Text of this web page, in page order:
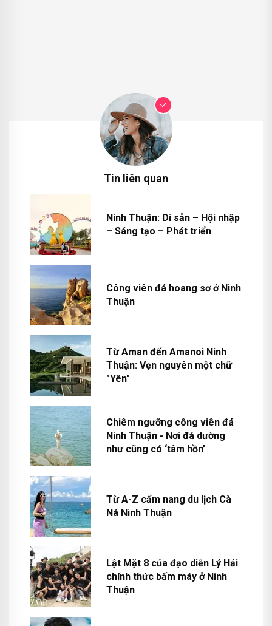
Tin liên quan
Ninh Thuận: Di sản – Hội nhập
– Sáng tạo – Phát triển
Công viên đá hoang sơ ở Ninh
Thuận
Từ Aman đến Amanoi Ninh
Thuận: Vẹn nguyên một chữ
"Yên"
Chiêm ngưỡng công viên đá
Ninh Thuận - Nơi đá dường
như cũng có ‘tâm hồn’
Từ A-Z cẩm nang du lịch Cà
Ná Ninh Thuận
Lật Mặt 8 của đạo diễn Lý Hải
chính thức bấm máy ở Ninh
Thuận